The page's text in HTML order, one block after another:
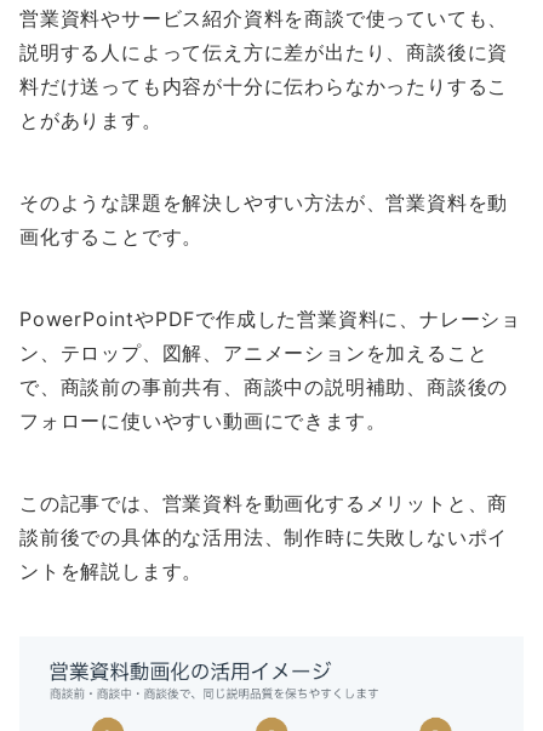
営業資料やサービス紹介資料を商談で使っていても、
説明する人によって伝え方に差が出たり、商談後に資
料だけ送っても内容が十分に伝わらなかったりするこ
とがあります。
そのような課題を解決しやすい方法が、営業資料を動
画化することです。
PowerPointやPDFで作成した営業資料に、ナレーショ
ン、テロップ、図解、アニメーションを加えること
で、商談前の事前共有、商談中の説明補助、商談後の
フォローに使いやすい動画にできます。
この記事では、営業資料を動画化するメリットと、商
談前後での具体的な活用法、制作時に失敗しないポイ
ントを解説します。